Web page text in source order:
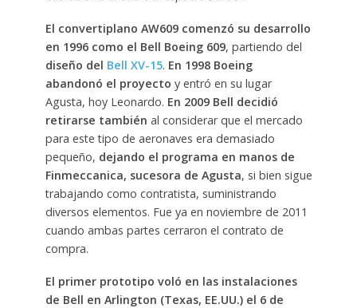
El convertiplano AW609 comenzó su desarrollo
en 1996 como el Bell Boeing 609, partiendo del
diseño del Bell XV-15. En 1998 Boeing
abandonó el proyecto y entró en su lugar
Agusta, hoy Leonardo. En 2009 Bell decidió
retirarse también al considerar que el mercado
para este tipo de aeronaves era demasiado
pequeño, dejando el programa en manos de
Finmeccanica, sucesora de Agusta, si bien sigue
trabajando como contratista, suministrando
diversos elementos. Fue ya en noviembre de 2011
cuando ambas partes cerraron el contrato de
compra.
El primer prototipo voló en las instalaciones
de Bell en Arlington (Texas, EE.UU.) el 6 de